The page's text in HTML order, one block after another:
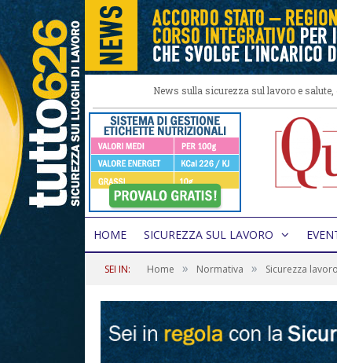
News sulla sicurezza sul lavoro e
HOME SICUREZZA SUL LAVORO
SEI IN: Home » Normativa » Sicurezza